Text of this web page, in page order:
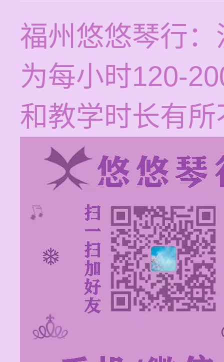
福州悠悠琴行
为每小时120-
和教学时长有